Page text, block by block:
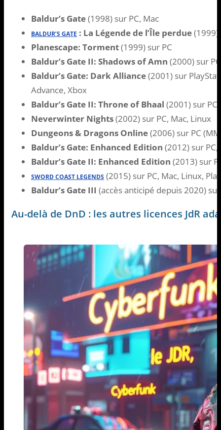
Baldur’s Gate(1998) sur PC, Mac
BALDUR’S GATE : La Légende de l’Île perdue(1999)
Planescape: Torment(1999) sur PC
Baldur’s Gate II: Shadows of Amn (2000) sur
Baldur’s Gate: Dark Alliance(2001) sur
Advance, Xbox
Baldur’s Gate II: Throne of Bhaal (2001) sur
Neverwinter Nights(2002) sur PC, Mac, Linux
Dungeons & Dragons Online(2006) sur PC
Baldur’s Gate: Enhanced Edition (2012) sur
Baldur’s Gate II: Enhanced Edition (2013) sur
SWORD COAST LEGENDS (2015) sur PC, Mac, Linux,
Baldur’s Gate III (accès anticipé depuis 2020) sur
Au-delà de DnD : les autres licences JdR